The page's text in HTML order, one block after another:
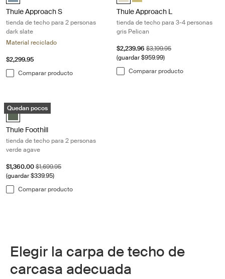
Thule Approach S
tienda de techo para 2 personas
dark slate
Material reciclado
$2,299.95
Comparar producto
Thule Approach L
tienda de techo para 3-4 personas
gris Pelican
Precio de venta
$2,239.96 Precio original
$3,199.95
(guardar $959.99)
Comparar producto
Thule Foothill tienda de techo para 2 personas verde agave Agave
Quedan pocos
Thule Foothill Verde Agave (selected)
Thule Foothill
tienda de techo para 2 personas
verde agave
Precio de venta
$1,360.00Precio original
$1,699.95
(guardar $339.95)
Comparar producto
Elegir la carpa de techo de
carcasa adecuada